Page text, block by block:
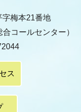
梅本21番地
合コールセンター）
ス